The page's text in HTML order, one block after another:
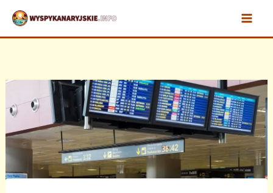
Przejdź
treści